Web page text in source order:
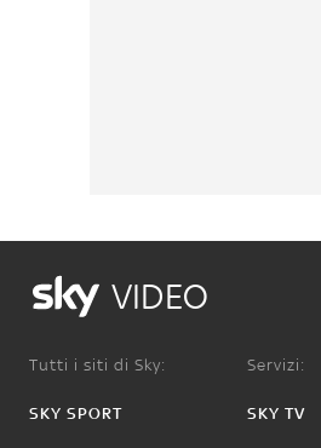
VIDEO
Tutti i siti di Sky:
SKY SPORT
Servizi:
SKY TV